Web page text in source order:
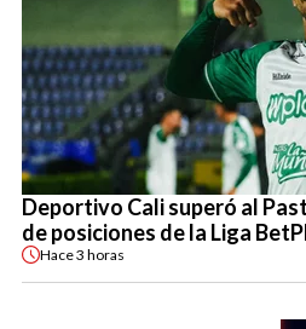
Deportivo Cali superó al
de posiciones de la Liga
Hace3 horas